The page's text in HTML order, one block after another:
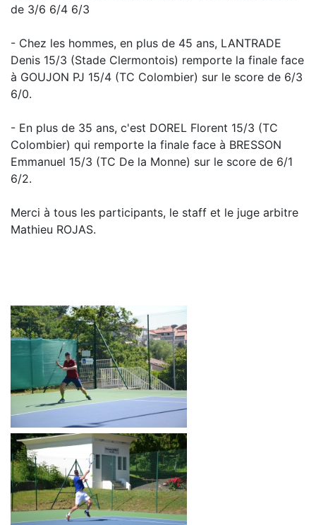
de 3/6 6/4 6/3
- Chez les hommes, en plus de 45 ans, LANTRADE
Denis 15/3 (Stade Clermontois) remporte la finale face
à GOUJON PJ 15/4 (TC Colombier) sur le score de 6/3
6/0.
- En plus de 35 ans, c'est DOREL Florent 15/3 (TC
Colombier) qui remporte la finale face à BRESSON
Emmanuel 15/3 (TC De la Monne) sur le score de 6/1
6/2.
Merci à tous les participants, le staff et le juge arbitre
Mathieu ROJAS.